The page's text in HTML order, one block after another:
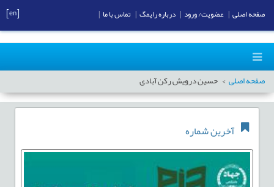
صفحه اصلی حسین درویش رکن آبادی
آخرین شماره
صفحه اصلی عضویت/ ورود درباره رایمگ تماس با ما